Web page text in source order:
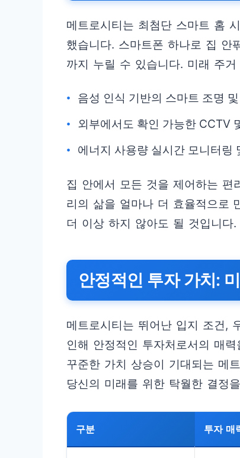
메트로시티는 최첨단 스마트 홈
했습니다. 스마트폰 하나로 집 안
까지 누릴 수 있습니다. 미래 주
음성 인식 기반의 스마트 조명
외부에서도 확인 가능한 CCTV
에너지 사용량 실시간 모니터링
집 안에서 모든 것을 제어하는 편
리의 삶을 얼마나 더 효율적으로
더 이상 하지 않아도 될 것입니다.
안정적인 투자 가치:
메트로시티는 뛰어난 입지 조건,
인해 안정적인 투자처로서의 매
꾸준한 가치 상승이 기대되는 메
당신의 미래를 위한 탁월한 결정
구분 투자 매